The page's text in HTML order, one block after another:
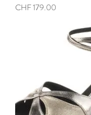
Preis
CHF 179.00